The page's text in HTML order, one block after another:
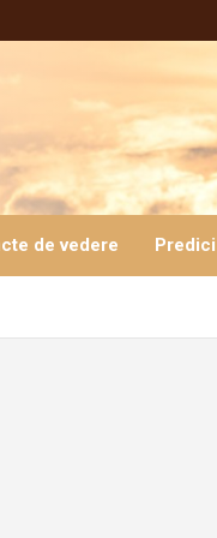
de vedere Predici